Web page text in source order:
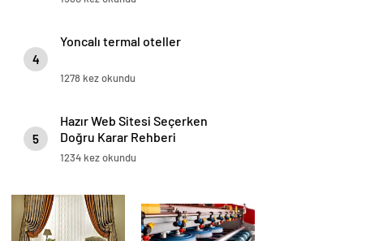
4
Yoncalı termal oteller
1278 kez okundu
5
Hazır Web Sitesi Seçerken
Doğru Karar Rehberi
1234 kez okundu